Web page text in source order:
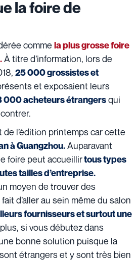
la foire de
comme la plus grosse foire
À titre d’information, lors de
25 000 grossistes et
et exposaient leurs
000 acheteurs étrangersqui
l’édition printemps car cette
à Guangzhou.Auparavant
foire peut accueillirtous types
tailles d’entreprise.
moyen de trouver des
fait d’aller au sein même du salon
fournisseurs et surtout une
si vous débutez dans
bonne solution puisque la
étrangers et y sont très bien